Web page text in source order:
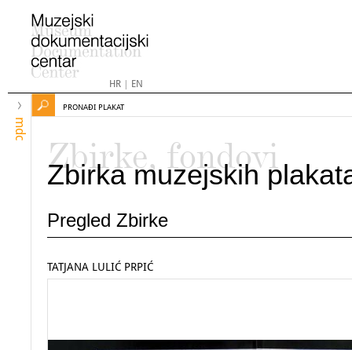
HR| EN
mdc
PRONAĐI PLAKAT
Zbirke, fondovi
Zbirka muzejskih
Pregled Zbirke
TATJANA LULIĆ PRPIĆ